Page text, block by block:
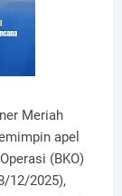
Meriah
apel
(BKO)
12/2025),